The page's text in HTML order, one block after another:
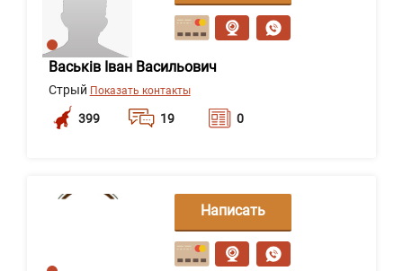
Васьків Іван Васильович
Стрый Показать контакты
399 19 0
сообщение
Написать
сообщение